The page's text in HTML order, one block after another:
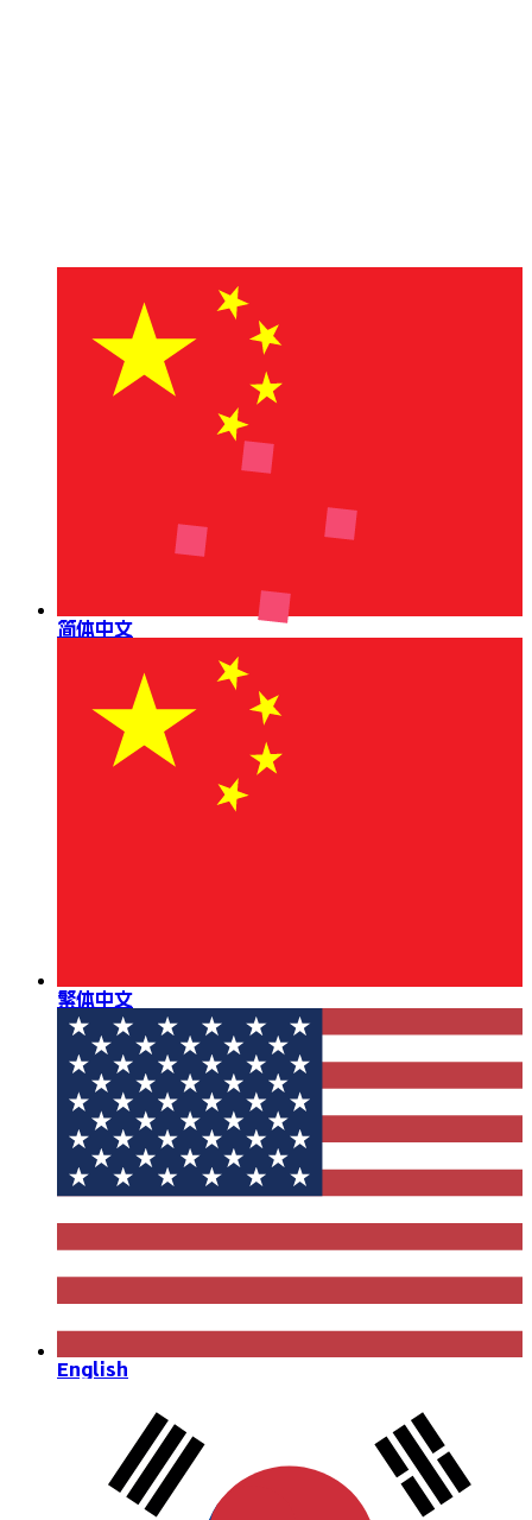
简体中文
繁体中文
English